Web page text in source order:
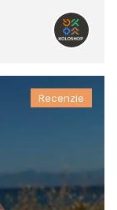
Recenzie